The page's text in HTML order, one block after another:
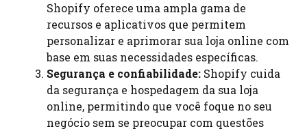
Shopify oferece uma ampla gama de
recursos e aplicativos que permitem
personalizar e aprimorar sua loja online com
base em suas necessidades específicas.
Segurança e confiabilidade: Shopify cuida
da segurança e hospedagem da sua loja
online, permitindo que você foque no seu
negócio sem se preocupar com questões